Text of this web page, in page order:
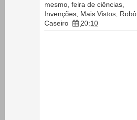
mesmo, feira de ciências,
Invenções, Mais Vistos, Robô
Caseiro
20:10